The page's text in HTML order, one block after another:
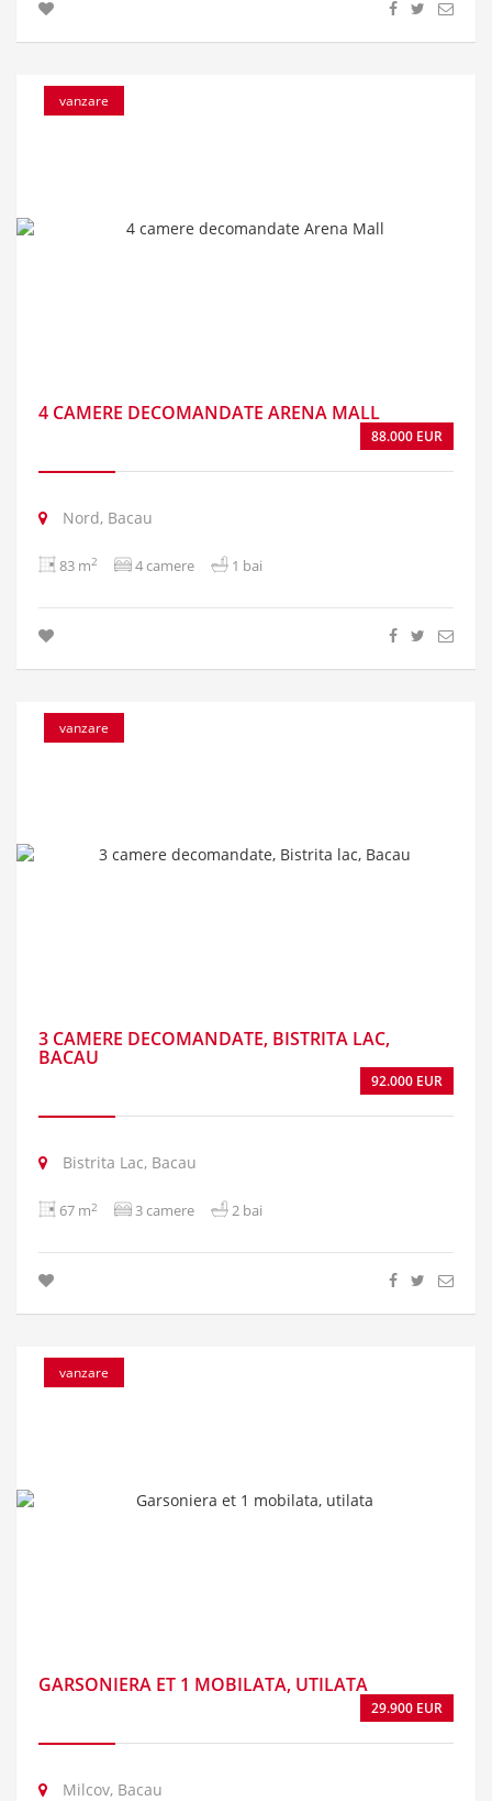
4 CAMERE DECOMANDATE ARENA MALL
88.000 EUR
Nord, Bacau
83 m2 4 camere 1 bai
vanzare
3 CAMERE DECOMANDATE, BISTRITA LAC,
BACAU
92.000 EUR
Bistrita Lac, Bacau
67 m2 3 camere 2 bai
vanzare
GARSONIERA ET 1 MOBILATA, UTILATA
29.900 EUR
Milcov, Bacau
vanzare